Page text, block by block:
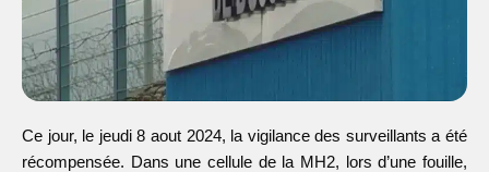
Ce jour, le jeudi 8 aout 2024, la vigilance des surveillants a été
récompensée. Dans une cellule de la MH2, lors d’une fouille,